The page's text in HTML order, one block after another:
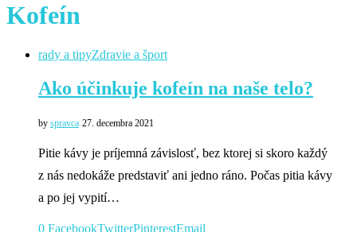
Kofeín
rady a tipyZdravie a šport
Ako účinkuje kofeín na naše telo?
by spravca 27. decembra 2021
Pitie kávy je príjemná závislosť, bez ktorej si skoro každý
z nás nedokáže predstaviť ani jedno ráno. Počas pitia kávy
a po jej vypití…
0 FacebookTwitterPinterestEmail